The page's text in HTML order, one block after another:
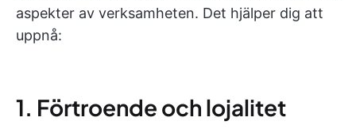
aspekter av verksamheten. Det hjälper dig att
uppnå:
1. Förtroende och lojalitet